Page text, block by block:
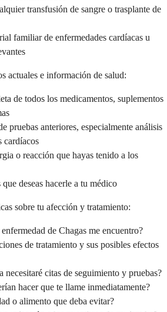
transfusión de sangre o trasplante de
familiar de enfermedades cardíacas u
actuales e información de salud:
de todos los medicamentos, suplementos
pruebas anteriores, especialmente análisis
cardíacos
o reacción que hayas tenido a los
deseas hacerle a tu médico
sobre tu afección y tratamiento:
de Chagas me encuentro?
de tratamiento y sus posibles efectos
necesitaré citas de seguimiento y pruebas?
hacer que te llame inmediatamente?
o alimento que deba evitar?